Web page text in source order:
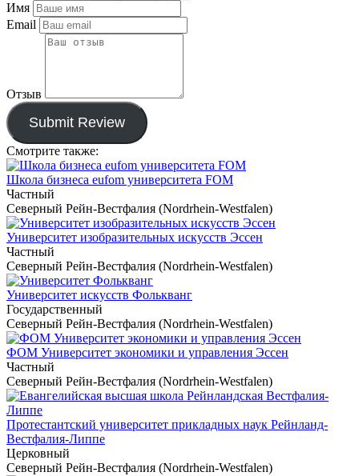
Имя
Email
Отзыв
Submit Review
Смотрите также:
Школа бизнеса eufom университета FOM
Частный
Северный Рейн-Вестфалия (Nordrhein-Westfalen)
Университет изобразительных искусств Эссен
Частный
Северный Рейн-Вестфалия (Nordrhein-Westfalen)
Университет искусств Фолькванг
Государственный
Северный Рейн-Вестфалия (Nordrhein-Westfalen)
ФОМ Университет экономики и управления Эссен
Частный
Северный Рейн-Вестфалия (Nordrhein-Westfalen)
Протестантский университет прикладных наук Рейнланд-
Вестфалия-Липпе
Церковный
Северный Рейн-Вестфалия (Nordrhein-Westfalen)